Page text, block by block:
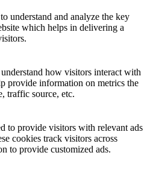
understand and analyze the key
which helps in delivering a
how visitors interact with
provide information on metrics the
traffic source, etc.
to provide visitors with relevant ads
cookies track visitors across
to provide customized ads.